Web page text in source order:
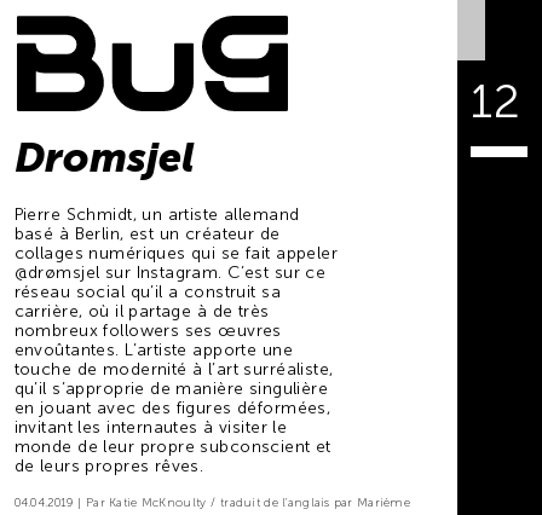
12
Dromsjel
Pierre Schmidt, un artiste allemand
basé à Berlin, est un créateur de
collages numériques qui se fait appeler
@drømsjel sur Instagram. C’est sur ce
réseau social qu’il a construit sa
carrière, où il partage à de très
nombreux followers ses œuvres
envoûtantes. L’artiste apporte une
touche de modernité à l’art surréaliste,
qu’il s’approprie de manière singulière
en jouant avec des figures déformées,
invitant les internautes à visiter le
monde de leur propre subconscient et
de leurs propres rêves.
04.04.2019 Par Katie McKnoulty
traduit de l'anglais par Marième